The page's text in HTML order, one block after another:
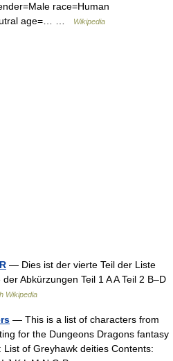
race=Human
age=… …
Wikipedia
— Dies ist der vierte Teil der Liste
Abkürzungen Teil 1 A A Teil 2 B–D
Wikipedia
— This is a list of characters from
for the Dungeons Dragons fantasy
of Greyhawk deities Contents: